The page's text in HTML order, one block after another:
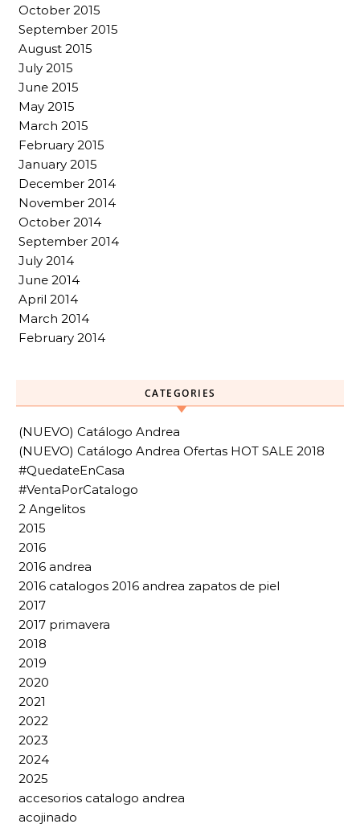
October 2015
September 2015
August 2015
July 2015
June 2015
May 2015
March 2015
February 2015
January 2015
December 2014
November 2014
October 2014
September 2014
July 2014
June 2014
April 2014
March 2014
February 2014
CATEGORIES
(NUEVO) Catálogo Andrea
(NUEVO) Catálogo Andrea Ofertas HOT SALE 2018
#QuedateEnCasa
#VentaPorCatalogo
2 Angelitos
2015
2016
2016 andrea
2016 catalogos 2016 andrea zapatos de piel
2017
2017 primavera
2018
2019
2020
2021
2022
2023
2024
2025
accesorios catalogo andrea
acojinado